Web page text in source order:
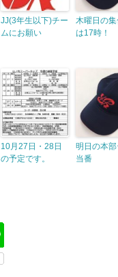
JJ(3年生以下)チー
ムにお願い
木曜日の
は17時！
10月27日・28日
の予定です。
明日の本部
当番